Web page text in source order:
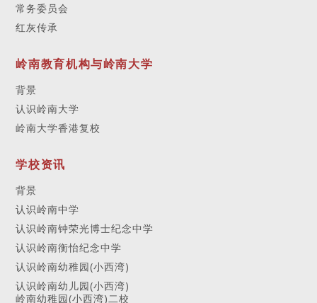
常务委员会
红灰传承
岭南教育机构与岭南大学
背景
认识岭南大学
岭南大学香港复校
学校资讯
背景
认识岭南中学
认识岭南钟荣光博士纪念中学
认识岭南衡怡纪念中学
认识岭南幼稚园(小西湾)
认识岭南幼儿园(小西湾)
岭南幼稚园(小西湾)二校